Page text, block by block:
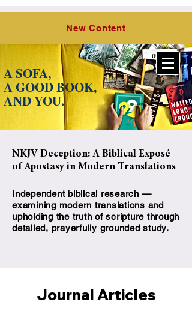
the Hope of Israel, LLC
NKJV Deception: A Biblical Exposé
of Apostasy in Modern Translations
Independent biblical research —
examining modern translations and
upholding the truth of scripture through
detailed, prayerfully grounded study.
A SOFA,
A GOOD BOOK,
AND YOU.
New Content
Journal Articles